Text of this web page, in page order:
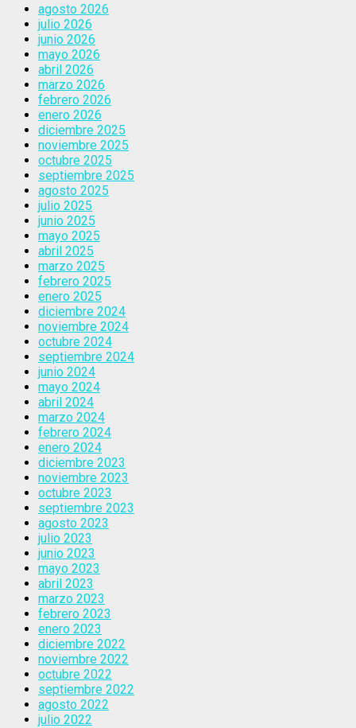
agosto 2026
julio 2026
junio 2026
mayo 2026
abril 2026
marzo 2026
febrero 2026
enero 2026
diciembre 2025
noviembre 2025
octubre 2025
septiembre 2025
agosto 2025
julio 2025
junio 2025
mayo 2025
abril 2025
marzo 2025
febrero 2025
enero 2025
diciembre 2024
noviembre 2024
octubre 2024
septiembre 2024
junio 2024
mayo 2024
abril 2024
marzo 2024
febrero 2024
enero 2024
diciembre 2023
noviembre 2023
octubre 2023
septiembre 2023
agosto 2023
julio 2023
junio 2023
mayo 2023
abril 2023
marzo 2023
febrero 2023
enero 2023
diciembre 2022
noviembre 2022
octubre 2022
septiembre 2022
agosto 2022
julio 2022